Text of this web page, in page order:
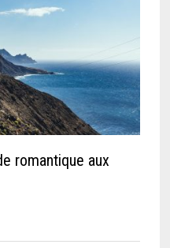
romantique aux